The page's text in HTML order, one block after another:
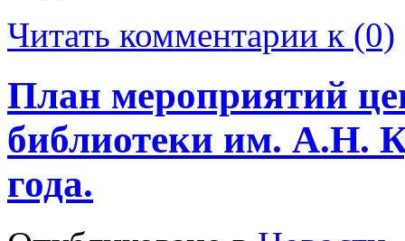
Читать комментарии к (0)
План мероприятий
библиотеки им. А.Н.
года.